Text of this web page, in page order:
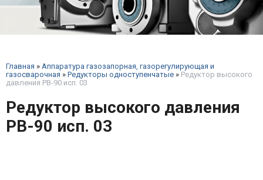
Главная » Аппаратура газозапорная, газорегулирующая и
газосварочная » Редукторы одноступенчатые » Редуктор высокого
давления РВ-90 исп. 03
Редуктор высокого давления
РВ-90 исп. 03